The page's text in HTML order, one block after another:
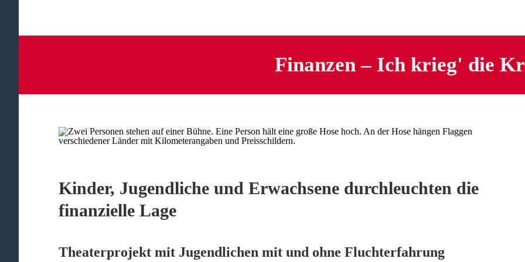
Finanzen – Ich krieg' die
Kinder, Jugendliche und Erwachsene durchleuchten die
finanzielle Lage
Theaterprojekt mit Jugendlichen mit und ohne Fluchterfahrung